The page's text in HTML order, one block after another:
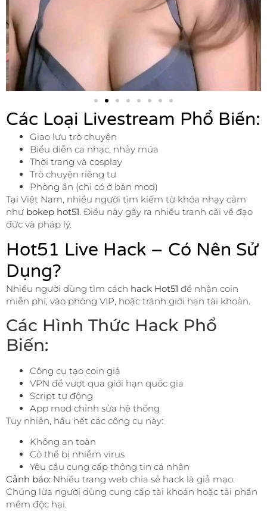
Các Loại Livestream Phổ Biến:
Giao lưu trò chuyện
Biểu diễn ca nhạc, nhảy múa
Thời trang và cosplay
Trò chuyện riêng tư
Phòng ẩn (chỉ có ở bản mod)
Tại Việt Nam, nhiều người tìm kiếm từ khóa nhạy cảm
như bokep hot51. Điều này gây ra nhiều tranh cãi về đạo
đức và pháp lý.
Hot51 Live Hack – Có Nên Sử
Dụng?
Nhiều người dùng tìm cách hack Hot51 để nhận coin
miễn phí, vào phòng VIP, hoặc tránh giới hạn tài khoản.
Các Hình Thức Hack Phổ
Biến:
Công cụ tạo coin giả
VPN để vượt qua giới hạn quốc gia
Script tự động
App mod chỉnh sửa hệ thống
Tuy nhiên, hầu hết các công cụ này:
Không an toàn
Có thể bị nhiễm virus
Yêu cầu cung cấp thông tin cá nhân
Cảnh báo: Nhiều trang web chia sẻ hack là giả mạo.
Chúng lừa người dùng cung cấp tài khoản hoặc tải phần
mềm độc hại.